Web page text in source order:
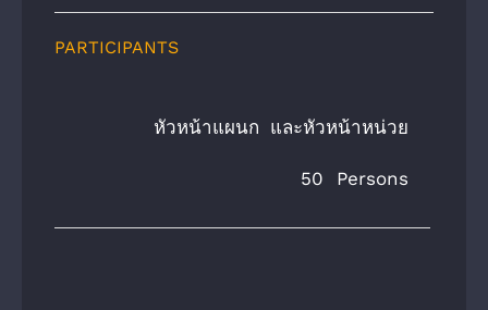
PARTICIPANTS
หัวหน้าแผนก และหัวหน้าหน่วย
50 Persons